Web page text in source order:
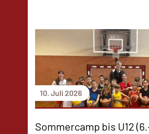
10. Juli 2026
Sommercamp bis U12